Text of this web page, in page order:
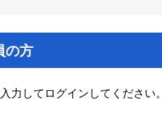
の方
力してログインしてください。